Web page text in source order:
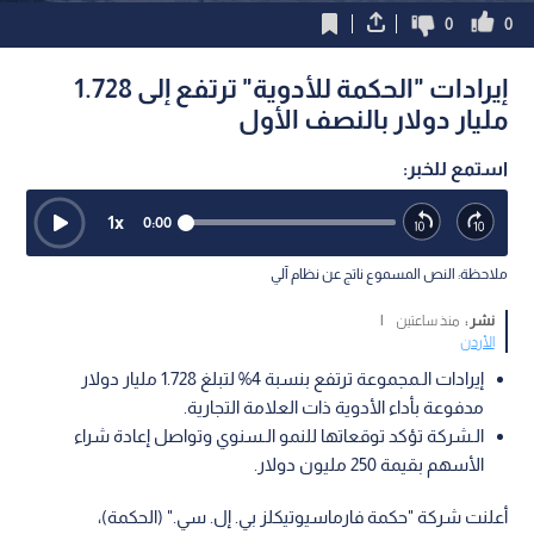
0
0
إيرادات "الحكمة للأدوية" ترتفع إلى 1.728
مليار دولار بالنصف الأول
استمع للخبر:
0:00
1x
ملاحظة: النص المسموع ناتج عن نظام آلي
نشر : منذ ساعتين
|
الأردن
إيرادات الـمجموعة ترتفع بنسبة 4% لتبلغ 1.728 مليار دولار
مدفوعة بأداء الأدوية ذات العلامة التجارية.
الـشركة تؤكد توقعاتها للنمو الـسنوي وتواصل إعادة شراء
الأسهم بقيمة 250 مليون دولار.
أعلنت شركة "حكمة فارماسيوتيكلز بي. إل. سي." (الحكمة)،